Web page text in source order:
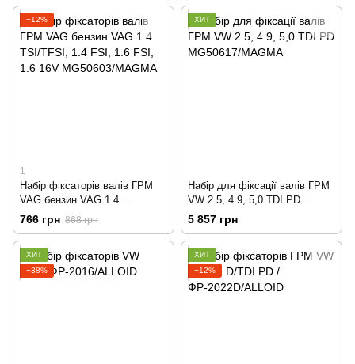
−12%
1
Набір фіксаторів валів ГРМ
VAG бензин VAG 1.4
TSI/TFSI, 1.4 FSI, 1.6 FSI, 1.6
16V MG50603/MAGMA
766 грн 868 грн
ХИТ
Набір для фіксації валів ГРМ
VW 2.5, 4.9, 5,0 TDI PD
MG50617/MAGMA
5 857 грн
ХИТ
−38%
ХИТ
−12%